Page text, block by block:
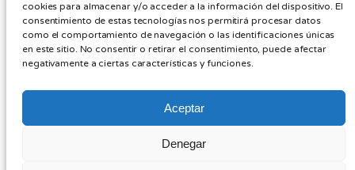
cookies para almacenar y/o acceder a la información del dispositivo. El
consentimiento de estas tecnologías nos permitirá procesar datos
como el comportamiento de navegación o las identificaciones únicas
en este sitio. No consentir o retirar el consentimiento, puede afectar
negativamente a ciertas características y funciones.
Aceptar
Denegar
Aviso Legal
Política de Privacidad
Política de Cookies
Reservados